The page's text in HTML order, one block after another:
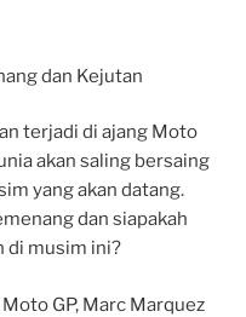
dan Kejutan
terjadi di ajang Moto
akan saling bersaing
yang akan datang.
dan siapakah
di musim ini?
GP, Marc Marquez